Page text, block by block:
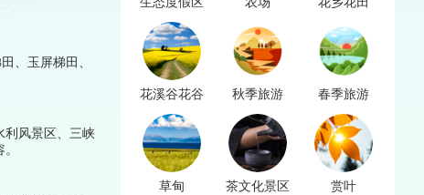
、玉屏梯田、
利风景区、三峡
花溪谷花谷 秋季旅游 春季旅游
草甸 茶文化景区 赏叶